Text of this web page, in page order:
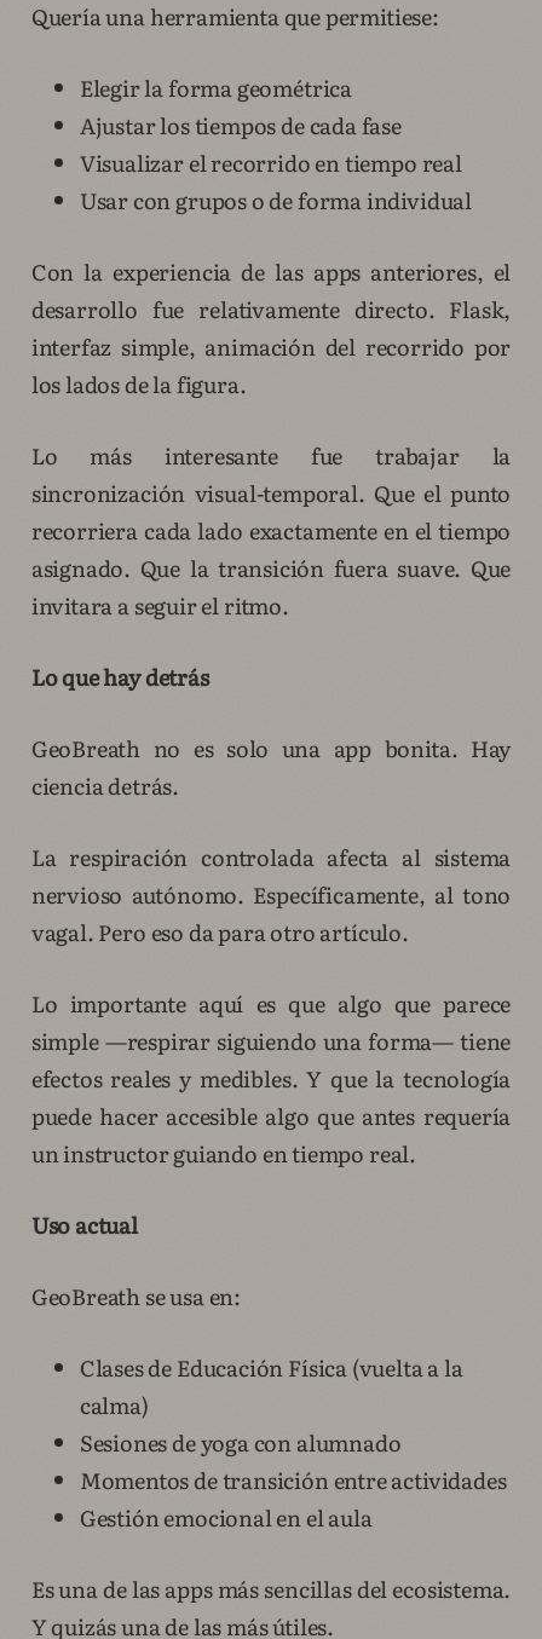
Quería una herramienta que permitiese:
Elegir la forma geométrica
Ajustar los tiempos de cada fase
Visualizar el recorrido en tiempo real
Usar con grupos o de forma individual
Con la experiencia de las apps anteriores, el
desarrollo fue relativamente directo. Flask,
interfaz simple, animación del recorrido por
los lados de la figura.
Lo más interesante fue trabajar la
sincronización visual-temporal. Que el punto
recorriera cada lado exactamente en el tiempo
asignado. Que la transición fuera suave. Que
invitara a seguir el ritmo.
Lo que hay detrás
GeoBreath no es solo una app bonita. Hay
ciencia detrás.
La respiración controlada afecta al sistema
nervioso autónomo. Específicamente, al tono
vagal. Pero eso da para otro artículo.
Lo importante aquí es que algo que parece
simple —respirar siguiendo una forma— tiene
efectos reales y medibles. Y que la tecnología
puede hacer accesible algo que antes requería
un instructor guiando en tiempo real.
Uso actual
GeoBreath se usa en:
Clases de Educación Física (vuelta a la
calma)
Sesiones de yoga con alumnado
Momentos de transición entre actividades
Gestión emocional en el aula
Es una de las apps más sencillas del ecosistema.
Y quizás una de las más útiles.